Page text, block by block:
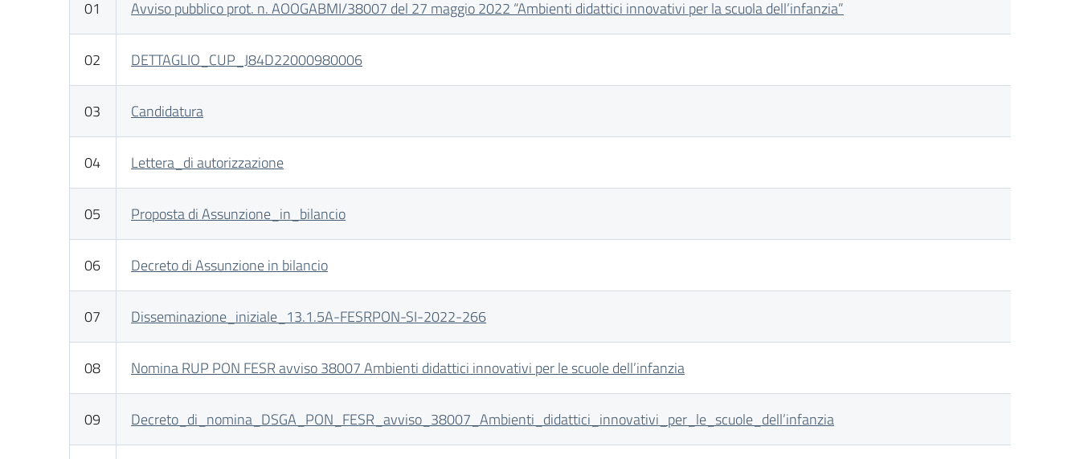
01 Avviso pubblico prot. n. AOOGABMI/38007 del 27 maggio 2022 “Ambienti didattici innovativi per la scuola dell’infanzia”
02 DETTAGLIO_CUP_J84D22000980006
03 Candidatura
04 Lettera_di autorizzazione
05 Proposta di Assunzione_in_bilancio
06 Decreto di Assunzione in bilancio
07 Disseminazione_iniziale_13.1.5A-FESRPON-SI-2022-266
08 Nomina RUP PON FESR avviso 38007 Ambienti didattici innovativi per le scuole dell’infanzia
09 Decreto_di_nomina_DSGA_PON_FESR_avviso_38007_Ambienti_didattici_innovativi_per_le_scuole_dell’infanzia